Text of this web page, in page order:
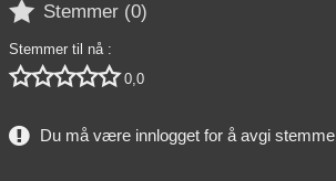
 Stemmer (0)
Stemmer til nå :
 0,0
Du må være innlogget for å avgi stemme